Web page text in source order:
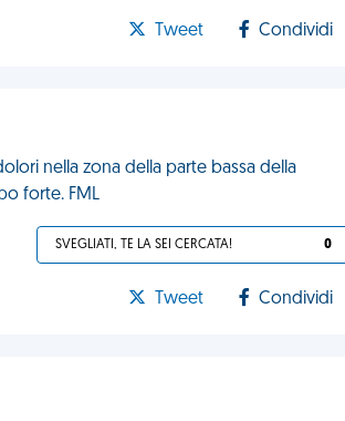
Tweet Condividi
nella zona della parte bassa della
forte. FML
SVEGLIATI, TE LA SEI CERCATA! 0
Tweet Condividi